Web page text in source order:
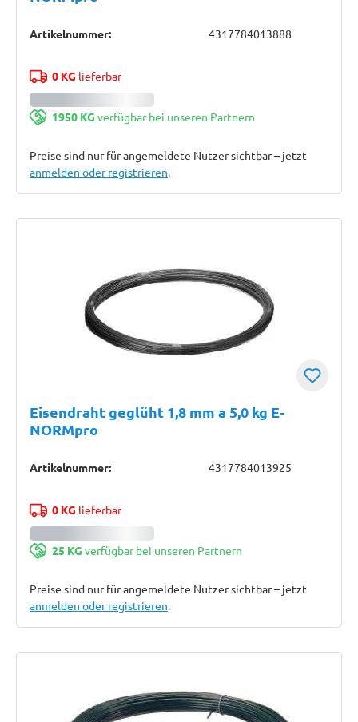
Artikelnummer: 4317784013888
0 KG lieferbar
1950 KG verfügbar bei unseren Partnern
Preise sind nur für angemeldete Nutzer sichtbar – jetzt
anmelden oder registrieren.
Eisendraht geglüht 1,8 mm a 5,0 kg E-
NORMpro
Artikelnummer: 4317784013925
0 KG lieferbar
25 KG verfügbar bei unseren Partnern
Preise sind nur für angemeldete Nutzer sichtbar – jetzt
anmelden oder registrieren.